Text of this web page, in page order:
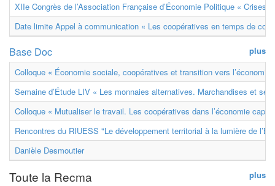
XIIe Congrès de l’Association Française d’Économie Politique « Crises
Date limite Appel à communication « Les coopératives en temps de
plus
Base Doc
Colloque « Économie sociale, coopératives et transition vers
Semaine d’Étude LIV « Les monnaies alternatives. Marchandises et
Colloque « Mutualiser le travail. Les coopératives dans l’économie
Rencontres du RIUESS "Le développement territorial à la lumière de
Danièle Desmoutier
plus
Toute la Recma